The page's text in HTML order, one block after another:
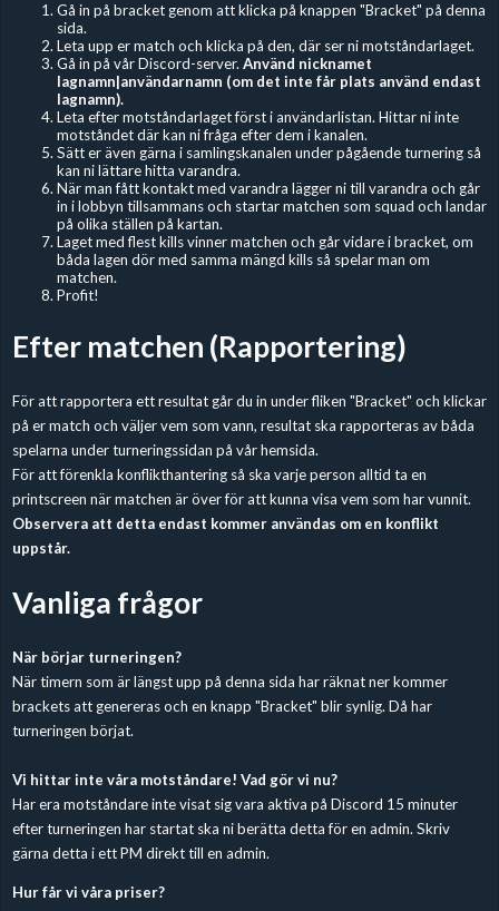
Gå in på bracket genom att klicka på knappen "Bracket" på denna
sida.
Leta upp er match och klicka på den, där ser ni motståndarlaget.
Gå in på vår Discord-server.Använd nicknamet
lagnamn|användarnamn (om det inte får plats använd endast
lagnamn).
Leta efter motståndarlaget först i användarlistan. Hittar ni inte
motståndet där kan ni fråga efter dem i kanalen.
Sätt er även gärna i samlingskanalen under pågående turnering så
kan ni lättare hitta varandra.
När man fått kontakt med varandra lägger ni till varandra och går
in i lobbyn tillsammans och startar matchen som squad och landar
på olika ställen på kartan.
Laget med flest kills vinner matchen och går vidare i bracket, om
båda lagen dör med samma mängd kills så spelar man om
matchen.
Profit!
Efter matchen (Rapportering)
För att rapportera ett resultat går du in under fliken "Bracket" och klickar
på er match och väljer vem som vann, resultat ska rapporteras av båda
spelarna under turneringssidan på vår hemsida.
För att förenkla konflikthantering så ska varje person alltid ta en
printscreen när matchen är över för att kunna visa vem som har vunnit.
Observera att detta endast kommer användas om en konflikt
uppstår.
Vanliga frågor
När börjar turneringen?
När timern som är längst upp på denna sida har räknat ner kommer
brackets att genereras och en knapp "Bracket" blir synlig. Då har
turneringen börjat.
Vi hittar inte våra motståndare! Vad gör vi nu?
Har era motståndare inte visat sig vara aktiva på Discord 15 minuter
efter turneringen har startat ska ni berätta detta för en admin. Skriv
gärna detta i ett PM direkt till en admin.
Hur får vi våra priser?